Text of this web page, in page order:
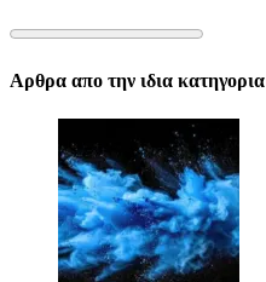
Αρθρα απο την ιδια κατηγορια